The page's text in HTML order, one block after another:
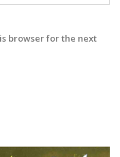
browser for the next